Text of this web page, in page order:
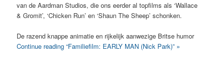
van de Aardman Studios, die ons eerder al topfilms als ‘Wallace
& Gromit’, ‘Chicken Run’ en ‘Shaun The Sheep’ schonken.
De razend knappe animatie en rijkelijk aanwezige Britse humor
Continue reading “Familiefilm: EARLY MAN (Nick Park)” »